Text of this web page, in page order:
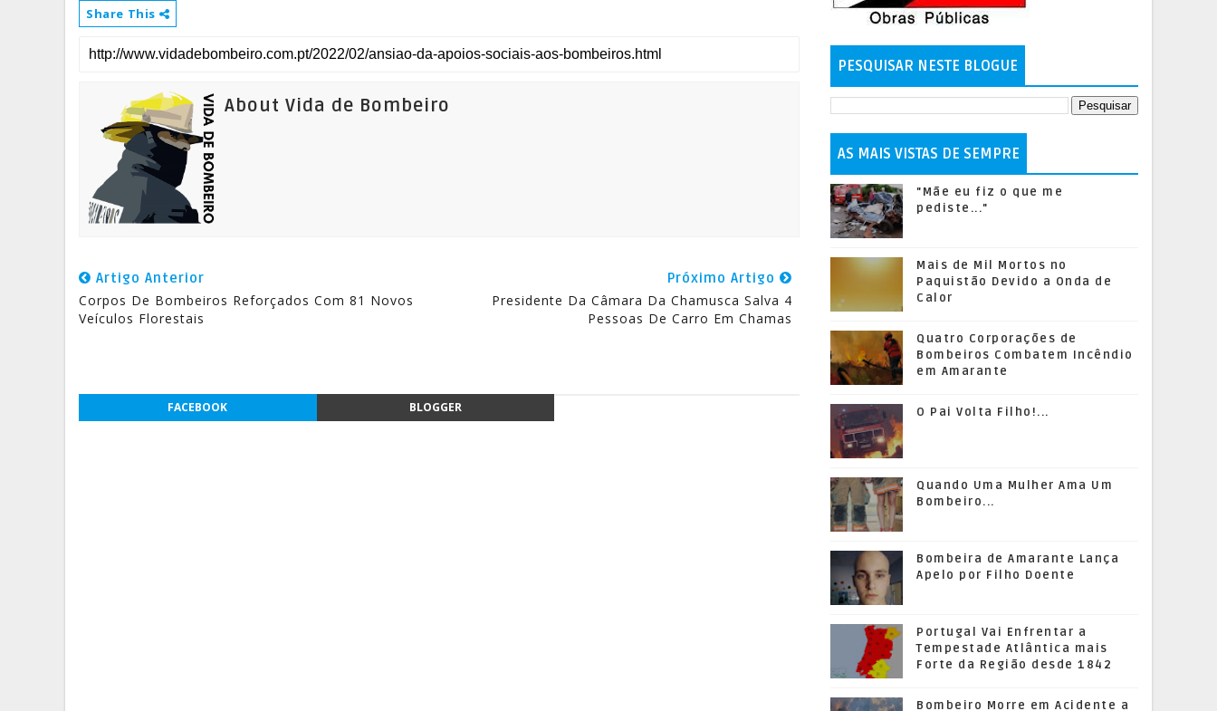
Share This
About Vida de Bombeiro
Artigo Anterior
Corpos De Bombeiros Reforçados Com 81 Novos
Veículos Florestais
Próximo Artigo
Presidente Da Câmara Da Chamusca Salva 4
Pessoas De Carro Em Chamas
FACEBOOK BLOGGER
PESQUISAR NESTE BLOGUE
AS MAIS VISTAS DE SEMPRE
"Mãe eu fiz o que me
pediste..."
Mais de Mil Mortos no
Paquistão Devido a Onda de
Calor
Quatro Corporações de
Bombeiros Combatem Incêndio
em Amarante
O Pai Volta Filho!...
Quando Uma Mulher Ama Um
Bombeiro...
Bombeira de Amarante Lança
Apelo por Filho Doente
Portugal Vai Enfrentar a
Tempestade Atlântica mais
Forte da Região desde 1842
Bombeiro Morre em Acidente a